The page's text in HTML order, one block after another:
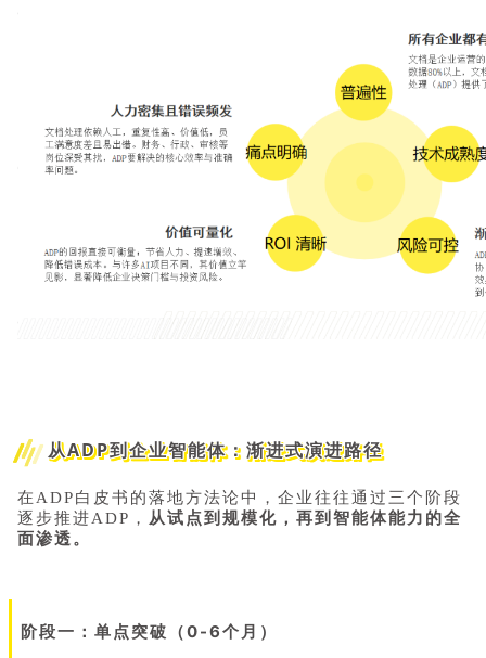
从ADP到企业智能体：渐进式演进路径
在ADP白皮书的落地方法论中，企业往往通过三个阶段
逐步推进ADP，
从试点到规模化，再到智能体能力的全
面渗透。
阶段一：单点突破（0-6个月）